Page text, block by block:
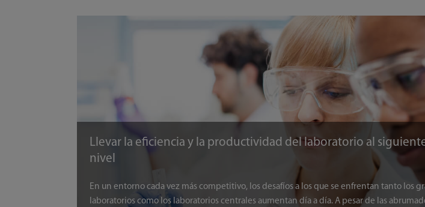
Llevar la eficiencia y la productividad del laboratorio al
nivel
En un entorno cada vez más competitivo, los desafíos a los que se enfrentan tanto los
laboratorios como los laboratorios centrales aumentan día a día. A pesar de las